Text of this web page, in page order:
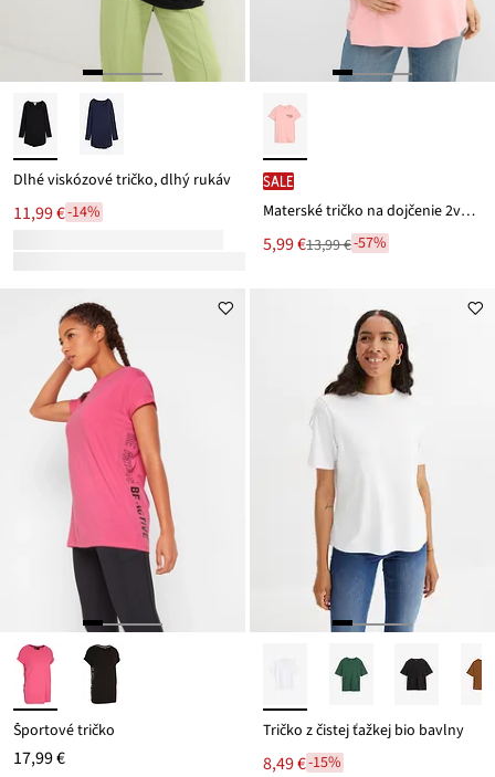
Dlhé viskózové tričko, dlhý rukáv
11,99 €-14%
SALE
Materské tričko na dojčenie 2v1 z bio bavlny, oversize, potlač na chrbte
Nová
cena
5,99 €
Zľava13,99 €-57%
Športové tričko
17,99 €
Tričko z čistej ťažkej bio bavlny
8,49 €-15%